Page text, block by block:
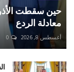
حين سقطت
معادلة الردع
أغسطس 8, 2026 0